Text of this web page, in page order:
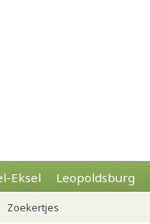
Eksel Leopoldsburg
Zoekertjes